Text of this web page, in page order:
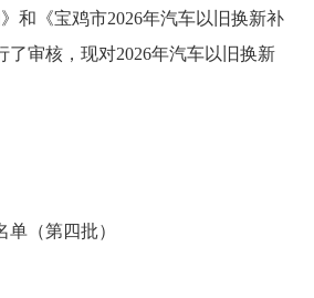
和《宝鸡市2026年汽车以旧换新补
审核，现对2026年汽车以旧换新
（第四批）